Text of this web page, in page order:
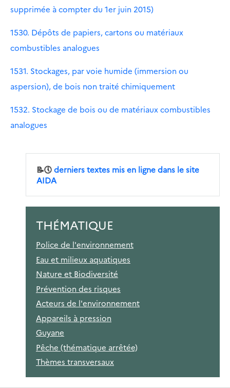
supprimée à compter du 1er juin 2015)
1530. Dépôts de papiers, cartons ou matériaux
combustibles analogues
1531. Stockages, par voie humide (immersion ou
aspersion), de bois non traité chimiquement
1532. Stockage de bois ou de matériaux combustibles
analogues
📝🕔derniers textes mis en ligne dans le site
AIDA
THÉMATIQUE
Police de l'environnement
Eau et milieux aquatiques
Nature et Biodiversité
Prévention des risques
Acteurs de l'environnement
Appareils à pression
Guyane
Pêche (thématique arrêtée)
Thèmes transversaux